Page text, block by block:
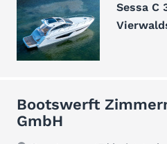
Sessa C
Bootswerft
GmbH